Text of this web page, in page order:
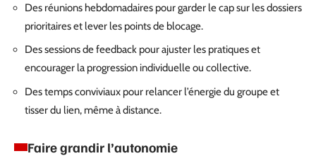
Des réunions hebdomadaires pour garder le cap sur les dossiers
prioritaires et lever les points de blocage.
Des sessions de feedback pour ajuster les pratiques et
encourager la progression individuelle ou collective.
Des temps conviviaux pour relancer l’énergie du groupe et
tisser du lien, même à distance.
Faire grandir l’autonomie